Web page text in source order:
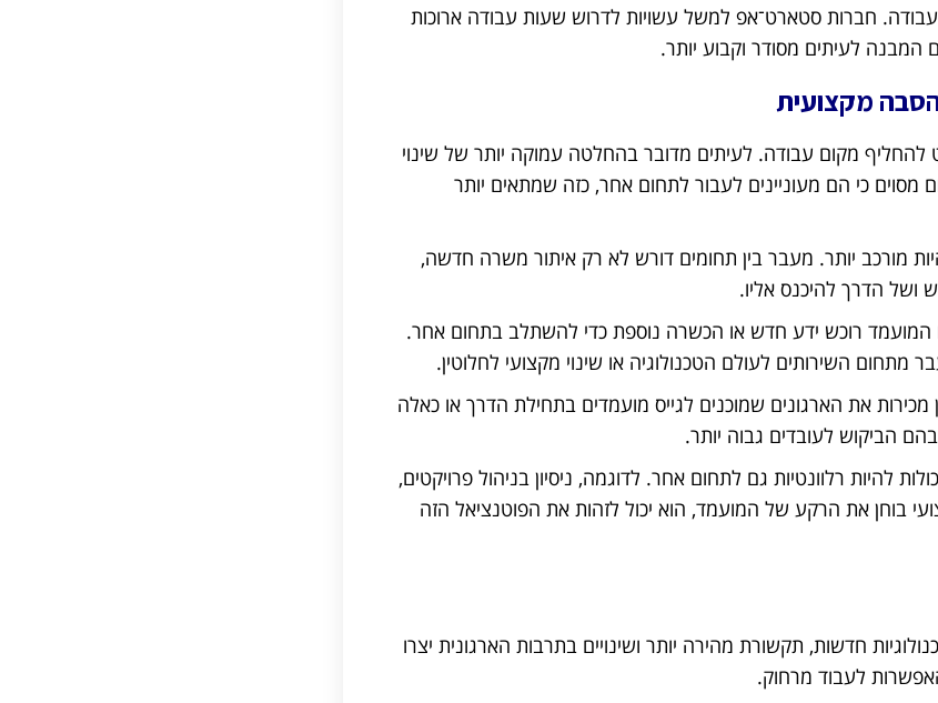
חברות סטארט־אפ למשל עשויות לדרוש שעות עבודה ארוכות
המבנה לעיתים מסודר וקבוע יותר.
מקצועית
מקום עבודה. לעיתים מדובר בהחלטה עמוקה יותר של שינוי
כי הם מעוניינים לעבור לתחום אחר, כזה שמתאים יותר
מורכב יותר. מעבר בין תחומים דורש לא רק איתור משרה חדשה,
הדרך להיכנס אליו.
המועמד רוכש ידע חדש או הכשרה נוספת כדי להשתלב בתחום אחר.
מתחום השירותים לעולם הטכנולוגיה או שינוי מקצועי לחלוטין.
את הארגונים שמוכנים לגייס מועמדים בתחילת הדרך או כאלה
הביקוש לעובדים גבוה יותר.
להיות רלוונטיות גם לתחום אחר. לדוגמה, ניסיון בניהול פרויקטים,
בוחן את הרקע של המועמד, הוא יכול לזהות את הפוטנציאל הזה
חדשות, תקשורת מהירה יותר ושינויים בתרבות הארגונית יצרו
לעבוד מרחוק.